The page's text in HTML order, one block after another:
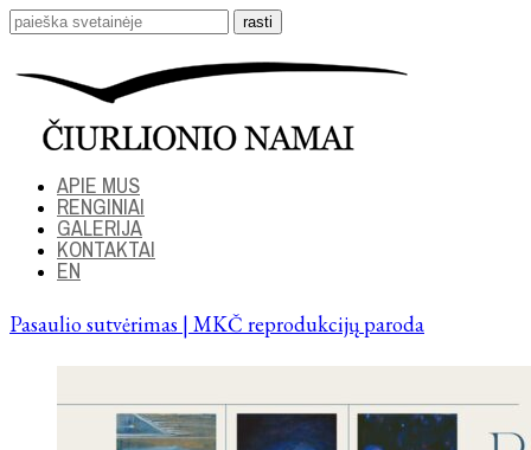
APIE MUS
RENGINIAI
GALERIJA
KONTAKTAI
EN
Pasaulio sutvėrimas | MKČ reprodukcijų paroda